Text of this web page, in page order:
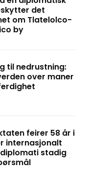
det
om Tlatelolco-
by
til nedrustning:
over maner
feirer 58 år i
internasjonalt
stadig